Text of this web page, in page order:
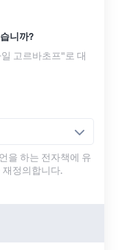
니까?
고르바초프"로 대
을 하는 전자책에 유
재정의합니다.